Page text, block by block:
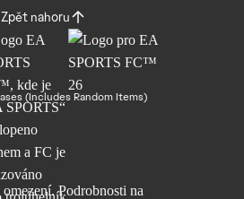
Zpět nahoru
(Includes Random Items)
Podrobnosti na